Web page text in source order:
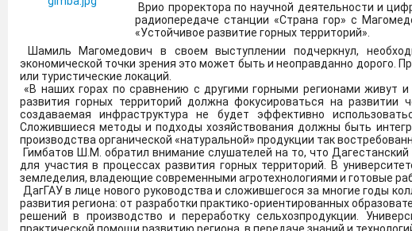
С 01.09.25 по 31.08.26 Дагестанскому ГАУ предоставлен доступ к
по следующей ссылке:https://e.lanbook.com/books/44375
Цифровые плакаты, направленные на обеспечение
телекоммуникационных сетей.
Дагестанский ГАУ готовит учителей агротехнологических классов.
Дагестанский государственный аграрный университет имени М.М.
«Кадры в АПК» национального проекта «Технологическое
укомплектованности кадрами аграрных предприятий на уровне не
Врио проректора по научной деятельности и
радиопередаче станции «Страна гор» с
«Устойчивое развитие горных территорий».
Шамиль Магомедович в своем выступлении подчеркнул,
экономической точки зрения это может быть и неоправданно дорого.
или туристические локаций.
«В наших горах по сравнению с другими горными регионами живут
развития горных территорий должна фокусироваться на развитии
создаваемая инфраструктура не будет эффективно
Сложившиеся методы и подходы хозяйствования должны быть
производства органической «натуральной» продукции так
Гимбатов Ш.М. обратил внимание слушателей на то, что
для участия в процессах развития горных территорий. В
земледелия, владеющие современными агротехнологиями и готовые
ДагГАУ в лице нового руководства и сложившегося за многие годы
развития региона: от разработки практико-ориентированных
решений в производство и переработку сельхозпродукции.